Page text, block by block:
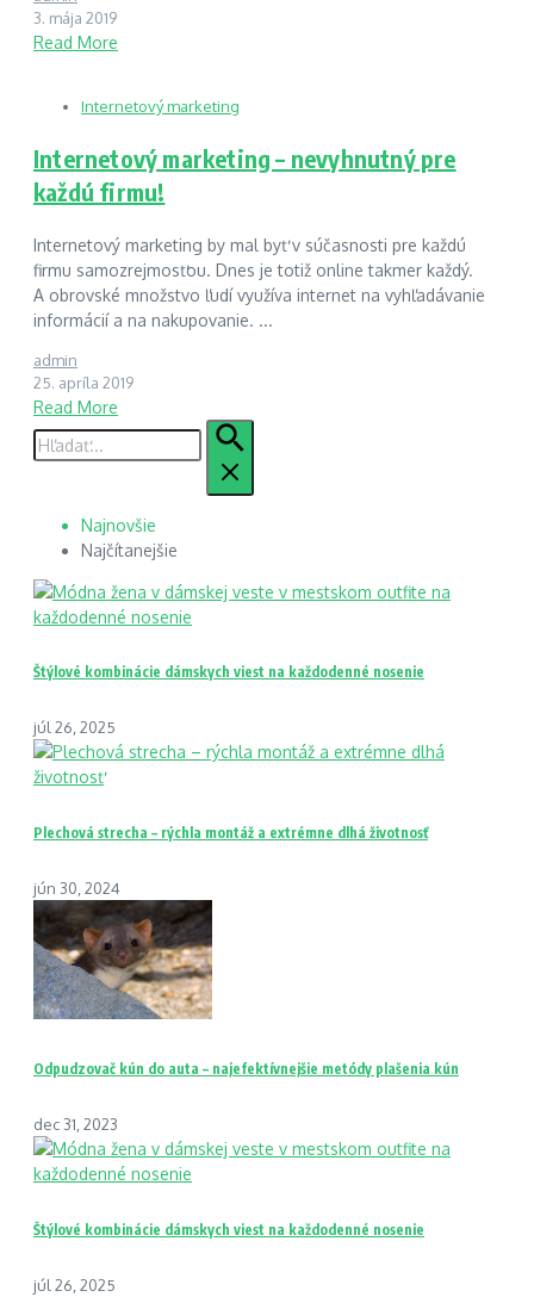
3. mája 2019
Read More
Internetový marketing
Internetový marketing – nevyhnutný pre
každú firmu!
Internetový marketing by mal byť v súčasnosti pre každú
firmu samozrejmosťou. Dnes je totiž online takmer každý.
A obrovské množstvo ľudí využíva internet na vyhľadávanie
informácií a na nakupovanie. ...
admin
25. apríla 2019
Read More
Hľadať:
Najnovšie
Najčítanejšie
Štýlové kombinácie dámskych viest na každodenné nosenie
júl 26, 2025
Plechová strecha – rýchla montáž a extrémne dlhá životnosť
jún 30, 2024
Odpudzovač kún do auta – najefektívnejšie metódy plašenia kún
dec 31, 2023
Štýlové kombinácie dámskych viest na každodenné nosenie
júl 26, 2025